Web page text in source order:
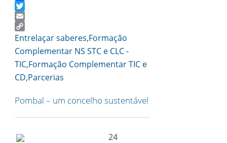
Facebook
Twitter
Email
Copy
Link
Entrelaçar saberes,Formação
Complementar NS STC e CLC -
TIC,Formação Complementar TIC e
CD,Parcerias
Pombal – um concelho sustentável
24